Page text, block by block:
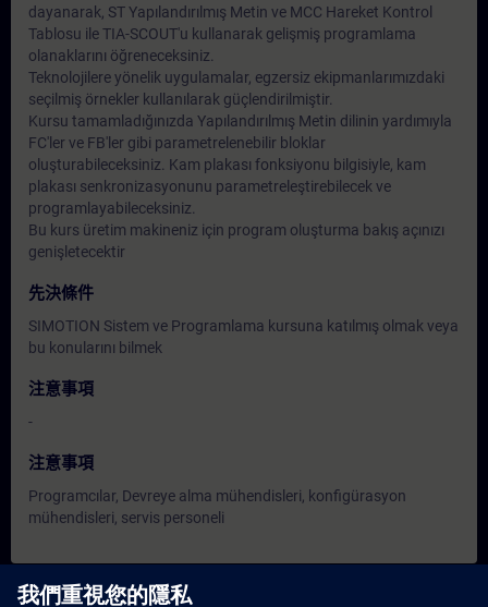
dayanarak, ST Yapılandırılmış Metin ve MCC Hareket Kontrol
Tablosu ile TIA-SCOUT'u kullanarak gelişmiş programlama
olanaklarını öğreneceksiniz.
Teknolojilere yönelik uygulamalar, egzersiz ekipmanlarımızdaki
seçilmiş örnekler kullanılarak güçlendirilmiştir.
Kursu tamamladığınızda Yapılandırılmış Metin dilinin yardımıyla
FC'ler ve FB'ler gibi parametrelenebilir bloklar
oluşturabileceksiniz. Kam plakası fonksiyonu bilgisiyle, kam
plakası senkronizasyonunu parametreleştirebilecek ve
programlayabileceksiniz.
Bu kurs üretim makineniz için program oluşturma bakış açınızı
genişletecektir
先決條件
SIMOTION Sistem ve Programlama kursuna katılmış olmak veya
bu konularını bilmek
注意事項
-
注意事項
Programcılar, Devreye alma mühendisleri, konfigürasyon
mühendisleri, servis personeli